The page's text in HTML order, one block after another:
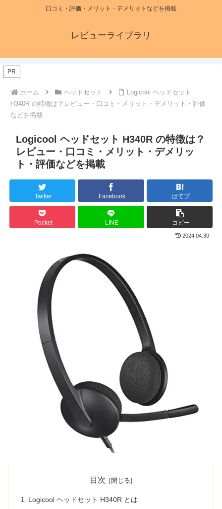
口コミ・評価・メリット・デメリットなどを掲載
レビューライブラリ
ホーム ヘッドセット
Logicool ヘッドセット
H340R の特徴は？レビュー・口コミ・メリット・デメリット・評価
などを掲載
PR
Logicool ヘッドセット H340R の特徴は？
レビュー・口コミ・メリット・デメリッ
ト・評価などを掲載
Twitter Facebook はてブ
Pocket LINE コピー
2024.04.30
目次
Logicool ヘッドセット H340R とは